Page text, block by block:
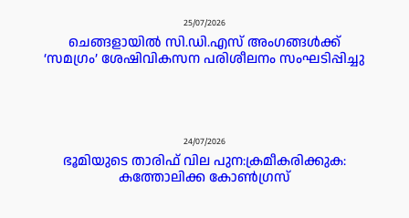
25/07/2026
ചെങ്ങളായിൽ സി.ഡി.എസ് അംഗങ്ങൾക്ക്
‘സമഗ്രം’ ശേഷിവികസന പരിശീലനം സംഘടിപ്പിച്ചു
24/07/2026
ഭൂമിയുടെ താരിഫ് വില പുന:ക്രമീകരിക്കുക:
കത്തോലിക്ക കോൺഗ്രസ്